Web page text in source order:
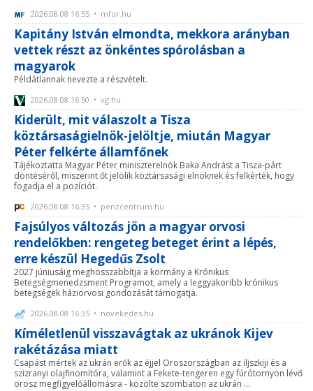
2026.08.08 16:55 • mfor.hu
Kapitány István elmondta, mekkora arányban
vettek részt az önkéntes spórolásban a
magyarok
Példátlannak nevezte a részvételt.
2026.08.08 16:50 • vg.hu
Kiderült, mit válaszolt a Tisza
köztársaságielnök-jelöltje, miután Magyar
Péter felkérte államfőnek
Tájékoztatta Magyar Péter miniszterelnök Baka Andrást a Tisza-párt
döntéséről, miszerint őt jelölik köztársasági elnöknek és felkérték, hogy
fogadja el a pozíciót.
2026.08.08 16:35 • penzcentrum.hu
Fajsúlyos változás jön a magyar orvosi
rendelőkben: rengeteg beteget érint a lépés,
erre készül Hegedűs Zsolt
2027 júniusáig meghosszabbítja a kormány a Krónikus
Betegségmenedzsment Programot, amely a leggyakoribb krónikus
betegségek háziorvosi gondozását támogatja.
2026.08.08 16:35 • novekedes.hu
Kíméletlenül visszavágtak az ukránok Kijev
rakétázása miatt
Csapást mértek az ukrán erők az éjjel Oroszországban az iljszkiji és a
szizranyi olajfinomítóra, valamint a Fekete-tengeren egy fúrótornyon lévő
orosz megfigyelőállomásra - közölte szombaton az ukrán ...